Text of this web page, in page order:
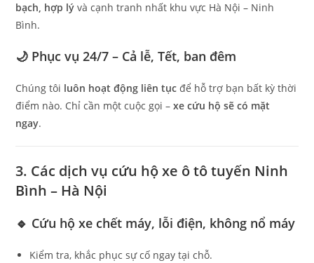
bạch, hợp lý và cạnh tranh nhất khu vực Hà Nội – Ninh
Bình.
🌙 Phục vụ 24/7 – Cả lễ, Tết, ban đêm
Chúng tôi luôn hoạt động liên tục để hỗ trợ bạn bất kỳ thời
điểm nào. Chỉ cần một cuộc gọi –xe cứu hộ sẽ có mặt
ngay.
3. Các dịch vụ cứu hộ xe ô tô tuyến Ninh
Bình – Hà Nội
🔹 Cứu hộ xe chết máy, lỗi điện, không nổ máy
Kiểm tra, khắc phục sự cố ngay tại chỗ.